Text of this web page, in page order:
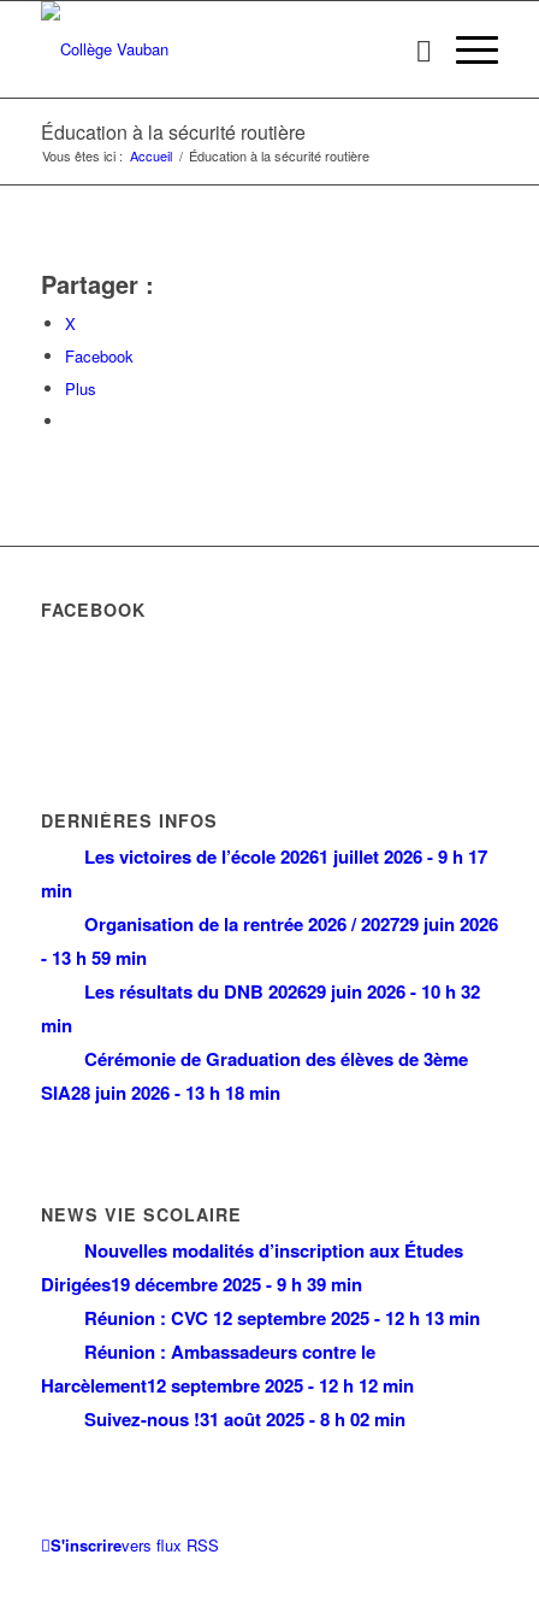
Éducation à la sécurité routière
Vous êtes ici : Accueil / Éducation à la sécurité routière
Partager :
X
Facebook
Plus
FACEBOOK
DERNIÈRES INFOS
Les victoires de l’école 20261 juillet 2026 - 9 h 17
min
Organisation de la rentrée 2026 / 202729 juin 2026
- 13 h 59 min
Les résultats du DNB 202629 juin 2026 - 10 h 32
min
Cérémonie de Graduation des élèves de 3ème
SIA28 juin 2026 - 13 h 18 min
NEWS VIE SCOLAIRE
Nouvelles modalités d’inscription aux Études
Dirigées19 décembre 2025 - 9 h 39 min
Réunion : CVC 12 septembre 2025 - 12 h 13 min
Réunion : Ambassadeurs contre le
Harcèlement12 septembre 2025 - 12 h 12 min
Suivez-nous !31 août 2025 - 8 h 02 min
S'inscrirevers flux RSS